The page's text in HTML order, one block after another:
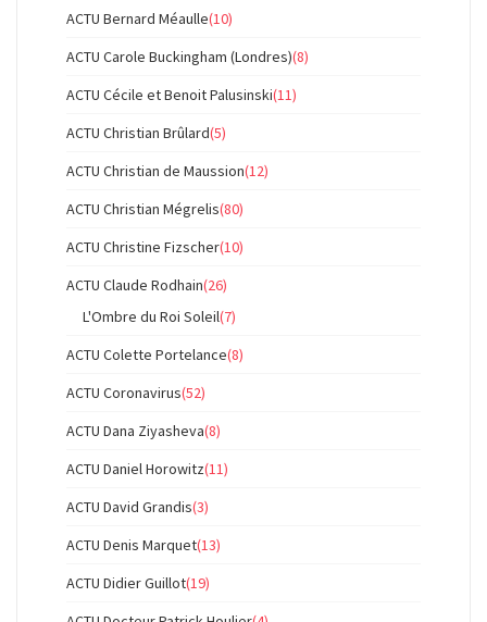
ACTU Bernard Méaulle(10)
ACTU Carole Buckingham (Londres)(8)
ACTU Cécile et Benoit Palusinski(11)
ACTU Christian Brûlard(5)
ACTU Christian de Maussion(12)
ACTU Christian Mégrelis(80)
ACTU Christine Fizscher(10)
ACTU Claude Rodhain(26)
L'Ombre du Roi Soleil(7)
ACTU Colette Portelance(8)
ACTU Coronavirus(52)
ACTU Dana Ziyasheva(8)
ACTU Daniel Horowitz(11)
ACTU David Grandis(3)
ACTU Denis Marquet(13)
ACTU Didier Guillot(19)